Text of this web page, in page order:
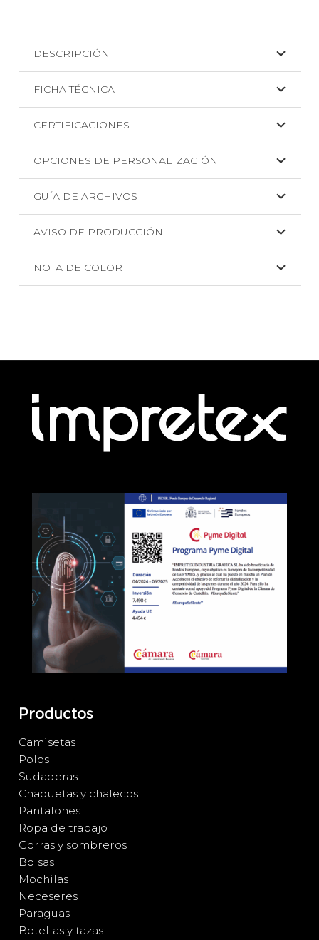
DESCRIPCIÓN
FICHA TÉCNICA
CERTIFICACIONES
OPCIONES DE PERSONALIZACIÓN
GUÍA DE ARCHIVOS
AVISO DE PRODUCCIÓN
NOTA DE COLOR
Productos
Camisetas
Polos
Sudaderas
Chaquetas y chalecos
Pantalones
Ropa de trabajo
Gorras y sombreros
Bolsas
Mochilas
Neceseres
Paraguas
Botellas y tazas